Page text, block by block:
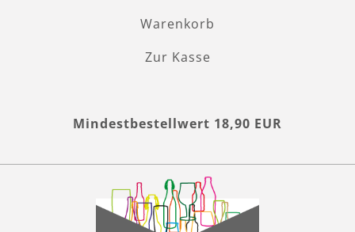
Warenkorb
Zur Kasse
Mindestbestellwert 18,90 EUR